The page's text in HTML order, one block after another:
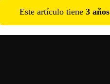
Este artículo tiene 3 años